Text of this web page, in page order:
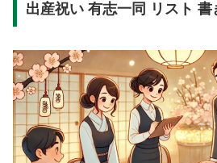
出産祝い 有志一同 リスト 書